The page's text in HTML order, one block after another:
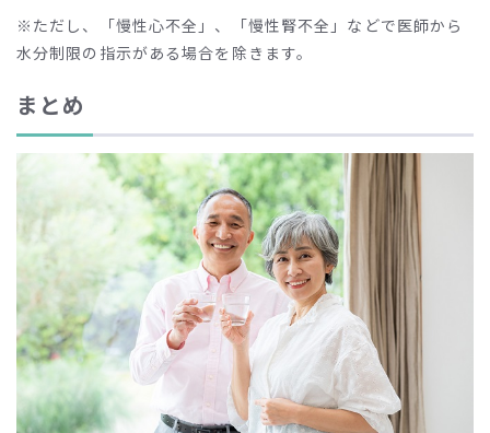
※ただし、「慢性心不全」、「慢性腎不全」などで医師から
水分制限の指示がある場合を除きます。
まとめ